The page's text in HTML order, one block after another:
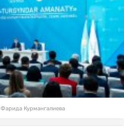
Фарида Курмангалиева